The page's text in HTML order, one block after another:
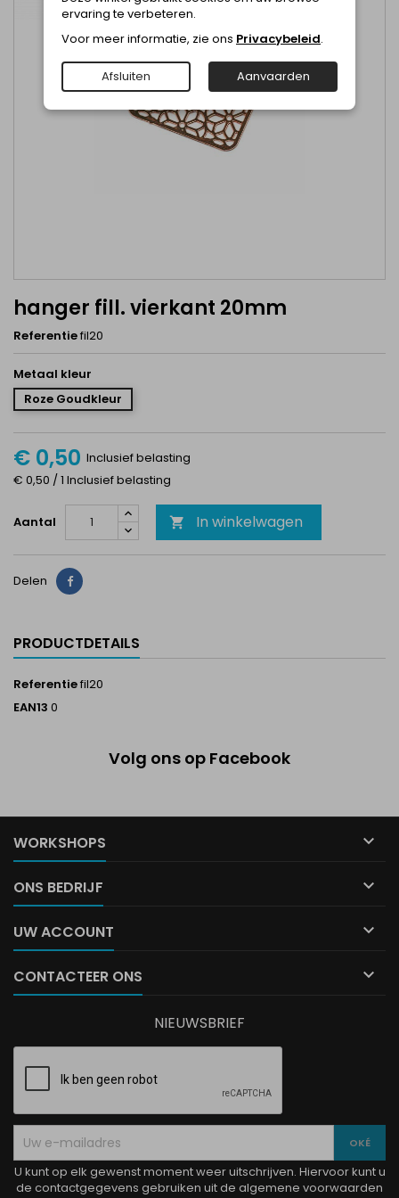
hanger fill. vierkant 20mm
Referentiefil20
Metaal kleur
Roze Goudkleur
€ 0,50 Inclusief belasting
€ 0,50 / 1 Inclusief belasting
Aantal  In winkelwagen
Delen Delen
PRODUCTDETAILS
Referentiefil20
EAN13 0
Volg ons op Facebook
WORKSHOPS 
ONS BEDRIJF 
UW ACCOUNT 
CONTACTEER ONS 
ervaring te verbeteren.
Voor meer informatie, zie ons Privacybeleid.
Afsluiten Aanvaarden
NIEUWSBRIEF
U kunt op elk gewenst moment weer uitschrijven. Hiervoor kunt u
de contactgegevens gebruiken uit de algemene voorwaarden